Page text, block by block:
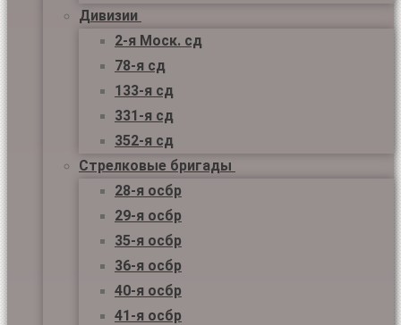
Дивизии
2-я Моск. сд
78-я сд
133-я сд
331-я сд
352-я сд
Стрелковые бригады
28-я осбр
29-я осбр
35-я осбр
36-я осбр
40-я осбр
41-я осбр